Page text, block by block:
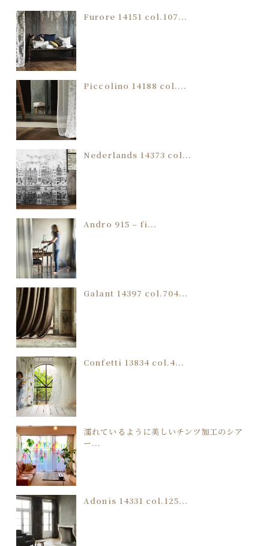
Furore 14151 col.107...
Piccolino 14188 col....
Nederlands 14373 col...
Andro 915 – fi...
Galant 14397 col.704...
Confetti 13834 col.4...
濡れているように美しいチンツ加工のシア
ー...
Adonis 14331 col.125...